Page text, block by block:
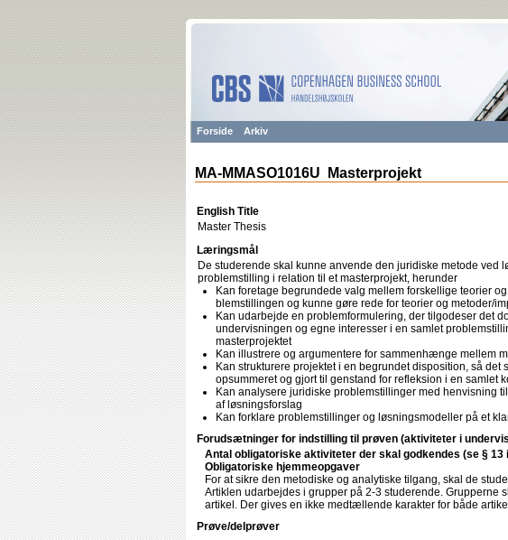
Forside Arkiv
MA-MMASO1016U Masterprojekt
English Title
Master Thesis
Læringsmål
De studerende skal kunne anvende den juridiske metode ved
problemstilling i relation til et masterprojekt, herunder
Kan foretage begrundede valg mellem forskellige teorier
blemstillingen og kunne gøre rede for teorier og metoder/
Kan udarbejde en problemformulering, der tilgodeser det
undervisningen og egne interesser i en samlet
masterprojektet
Kan illustrere og argumentere for sammenhænge mellem
Kan strukturere projektet i en begrundet disposition, så
opsummeret og gjort til genstand for refleksion i en samlet
Kan analysere juridiske problemstillinger med henvisning
af løsningsforslag
Kan forklare problemstillinger og løsningsmodeller på et
Forudsætninger for indstilling til prøven (aktiviteter i
Antal obligatoriske aktiviteter der skal godkendes (se § 13
Obligatoriske hjemmeopgaver
For at sikre den metodiske og analytiske tilgang, skal de
Artiklen udarbejdes i grupper på 2-3 studerende. Grupperne
artikel. Der gives en ikke medtællende karakter for både
Prøve/delprøver